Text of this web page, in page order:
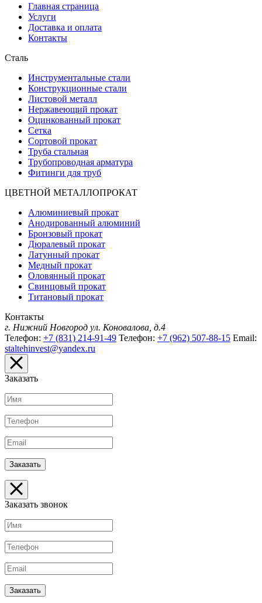
Главная страница
Услуги
Доставка и оплата
Контакты
Сталь
Инструментальные стали
Конструкционные стали
Листовой металл
Нержавеющий прокат
Оцинкованный прокат
Сетка
Сортовой прокат
Труба стальная
Трубопроводная арматура
Фитинги для труб
ЦВЕТНОЙ МЕТАЛЛОПРОКАТ
Алюминиевый прокат
Анодированный алюминий
Бронзовый прокат
Дюралевый прокат
Латунный прокат
Медный прокат
Оловянный прокат
Свинцовый прокат
Титановый прокат
Контакты
г. Нижний Новгород ул. Коновалова, д.4
Телефон: +7 (831) 214-91-49 Телефон: +7 (962) 507-88-15 Email:
staltehinvest@yandex.ru
Заказать
Заказать звонок